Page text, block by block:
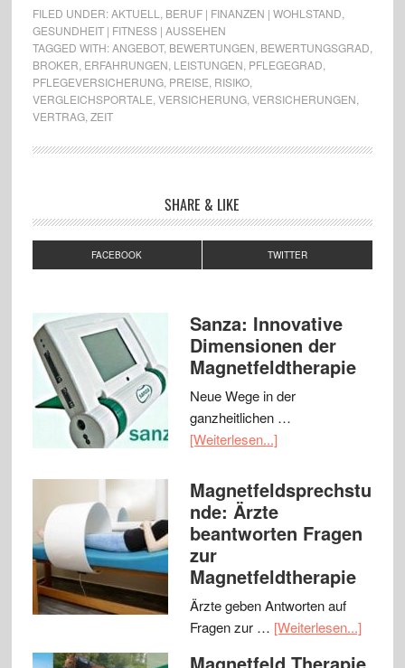
FILED UNDER:AKTUELL BERUF | FINANZEN | WOHLSTAND
GESUNDHEIT | FITNESS | AUSSEHEN
TAGGED WITH:ANGEBOT, BEWERTUNGEN BEWERTUNGSGRAD
BROKER ERFAHRUNGEN LEISTUNGEN PFLEGEGRAD
PFLEGEVERSICHERUNG, PREISE RISIKO,
VERGLEICHSPORTALE VERSICHERUNG, VERSICHERUNGEN
VERTRAG, ZEIT
SHARE & LIKE
FACEBOOK TWITTER
Sanza: Innovative
Dimensionen der
Magnetfeldtherapie
Neue Wege in der
ganzheitlichen …
[Weiterlesen...]
Magnetfeldsprechstu
nde: Ärzte
beantworten Fragen
zur
Magnetfeldtherapie
Ärzte geben Antworten auf
Fragen zur … [Weiterlesen...]